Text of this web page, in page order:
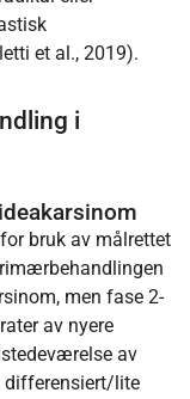
et al., 2019).
i
bruk av målrettet
men fase 2-
av nyere
av
differensiert/lite